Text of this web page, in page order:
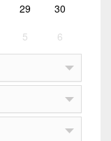
29 30
5 6